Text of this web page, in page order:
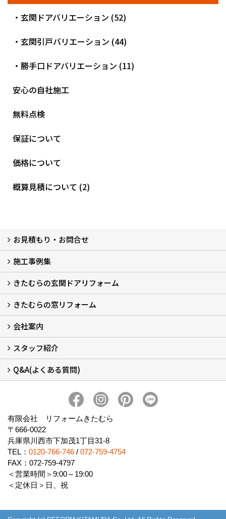
・玄関ドアバリエーション (52)
・玄関引戸バリエーション (44)
・勝手口ドアバリエーション (11)
安心の自社施工
無料点検
保証について
価格について
概算見積について (2)
お見積もり・お問合せ
LINEで概算見積もり
チャットで質問
問い合わせフォームから
オンライン相談
電話で相談
無料現地調査をご希望の方
施工事例集
玄関ドアリフォーム
玄関引戸リフォーム
勝手口ドアリフォーム
窓リフォーム
きたむらの玄関ドアリフォーム
玄関ドアリフォームについて
リシェントについて (23)
・玄関ドアバリエーション (52)
・玄関引戸バリエーション (44)
・勝手口ドアバリエーション (11)
安心の自社施工
無料点検
保証について
価格について
概算見積について (2)
きたむらの窓リフォーム
窓リフォームについて (5)
・内窓設置-LIXILインプラス
・内窓設置-AGCまどまど
・窓交換
・エコガラス交換
・防犯・防災ガラス交換
会社案内
会社概要 (2)
ブログ
アクセス
施工エリア
施工までの流れ
SNSインフォメーション
チャット機能
オンライン打合わせ
補助金について (2)
スタッフ紹介
スタッフ紹介
Q&A(よくある質問)
有限会社 リフォームきたむら
〒666-0022
兵庫県川西市下加茂1丁目31-8
TEL： 0120-766-746 / 072-759-4754
FAX：072-759-4797
＜営業時間＞9:00～19:00
＜定休日＞日、祝